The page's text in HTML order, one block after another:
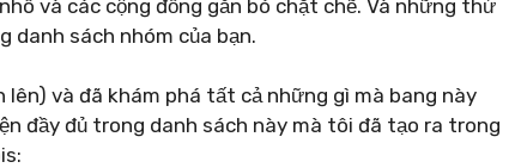
và các cộng đồng gắn bó chặt chẽ. Và những thứ
danh sách nhóm của bạn.
và đã khám phá tất cả những gì mà bang này
đầy đủ trong danh sách này mà tôi đã tạo ra trong